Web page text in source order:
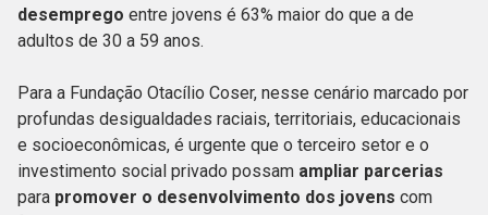
desemprego entre jovens é 63% maior do que a de
adultos de 30 a 59 anos.
Para a Fundação Otacílio Coser, nesse cenário marcado por
profundas desigualdades raciais, territoriais, educacionais
e socioeconômicas, é urgente que o terceiro setor e o
investimento social privado possam ampliar parcerias
para promover o desenvolvimento dos jovens com